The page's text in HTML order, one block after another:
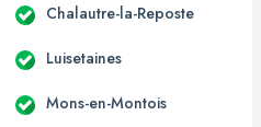
Chalautre-la-Reposte
Luisetaines
Mons-en-Montois